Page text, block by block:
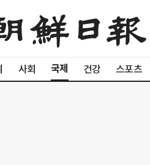
사회 국제 건강 스포츠